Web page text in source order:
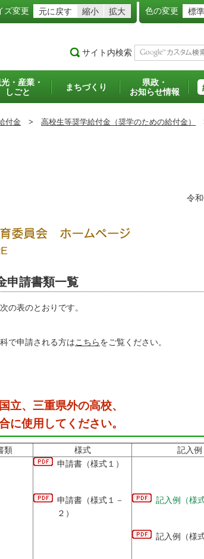
ズ変更 元に戻す 縮小 拡大 色の変更 標準
サイト内検索
・産業・
しごと
まちづくり
県政・
お知らせ情報
付金 > 高校生等奨学給付金（奨学のための給付金）
令
申請書類一覧
の表のとおりです。
で申請される方はこちらをご覧ください。
立、三重県外の高校、
に使用してください。
類 様式 記入例
申請書（様式１）
申請書（様式１－
２）
記入例（様式
記入例（様